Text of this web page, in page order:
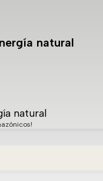
natural
natural